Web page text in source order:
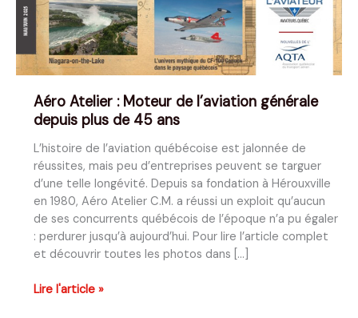
Aéro Atelier : Moteur de l’aviation générale
depuis plus de 45 ans
L’histoire de l’aviation québécoise est jalonnée de
réussites, mais peu d’entreprises peuvent se targuer
d’une telle longévité. Depuis sa fondation à Hérouxville
en 1980, Aéro Atelier C.M. a réussi un exploit qu’aucun
de ses concurrents québécois de l’époque n’a pu égaler
: perdurer jusqu’à aujourd’hui. Pour lire l’article complet
et découvrir toutes les photos dans […]
Aéro
Lire l'article »